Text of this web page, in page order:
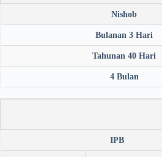
Nishob
Bulanan 3 Hari
Tahunan 40 Hari
4 Bulan
IPB